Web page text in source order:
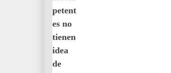
petent
es no
tienen
idea
de